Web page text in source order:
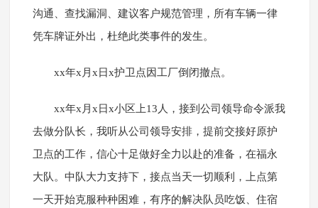
沟通、查找漏洞、建议客户规范管理，所有车辆一律
凭车牌证外出，杜绝此类事件的发生。
xx年x月x日x护卫点因工厂倒闭撤点。
xx年x月x日x小区上13人，接到公司领导命令派我
去做分队长，我听从公司领导安排，提前交接好原护
卫点的工作，信心十足做好全力以赴的准备，在福永
大队。中队大力支持下，接点当天一切顺利，上点第
一天开始克服种种困难，有序的解决队员吃饭、住宿